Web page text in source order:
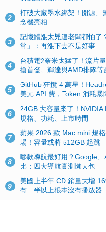
2
打破大廠墨水綁架！開源、
念機亮相
3
記憶體漲太兇連老闆都怕了
常」：再漲下去不是好事
4
台積電2奈米太猛了！流片
搶首發、輝達與AMD排隊等
5
GitHub 狂攬 4 萬星！
美元 API 費，Token 消耗暴
6
24GB 大容量來了！NVIDIA
規格、功耗、上市時間
7
蘋果 2026 款 Mac mini 規
場！容量或將 512GB 起跳
8
哪款導航最好用？Google
比：四大導航實測懶人包
9
美國上半年 CD 銷量大增
有一半以上根本沒有播放器